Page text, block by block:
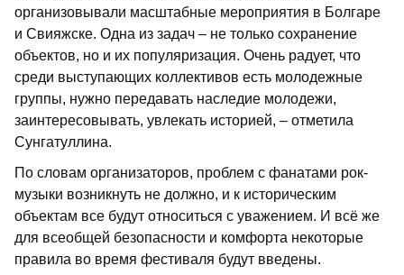
организовывали масштабные мероприятия в Болгаре
и Свияжске. Одна из задач – не только сохранение
объектов, но и их популяризация. Очень радует, что
среди выступающих коллективов есть молодежные
группы, нужно передавать наследие молодежи,
заинтересовывать, увлекать историей, – отметила
Сунгатуллина.
По словам организаторов, проблем с фанатами рок-
музыки возникнуть не должно, и к историческим
объектам все будут относиться с уважением. И всё же
для всеобщей безопасности и комфорта некоторые
правила во время фестиваля будут введены.